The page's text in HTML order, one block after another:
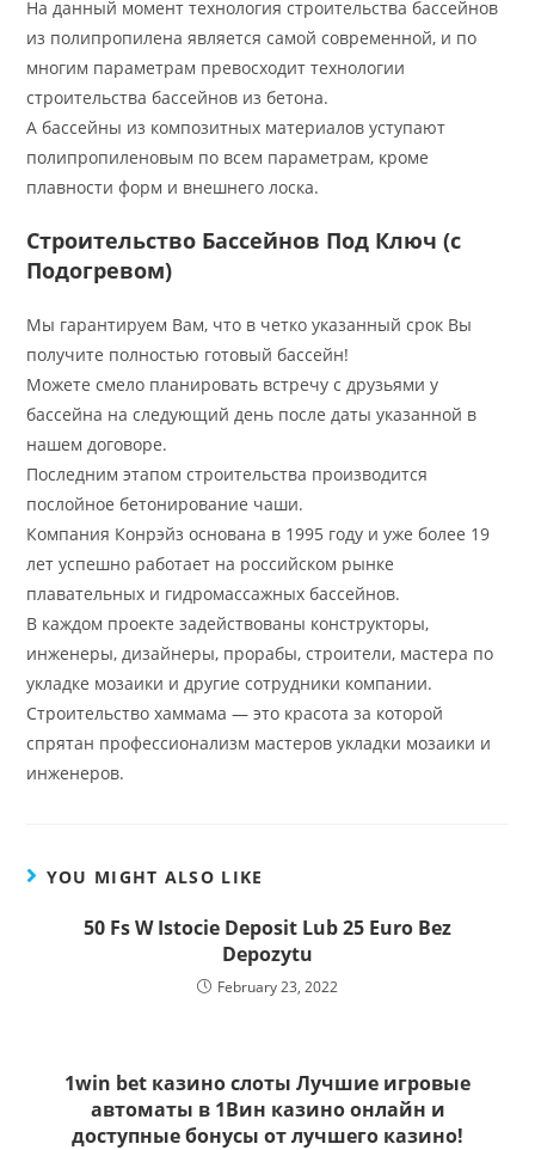
На данный момент технология строительства бассейнов
из полипропилена является самой современной, и по
многим параметрам превосходит технологии
строительства бассейнов из бетона.
А бассейны из композитных материалов уступают
полипропиленовым по всем параметрам, кроме
плавности форм и внешнего лоска.
Строительство Бассейнов Под Ключ (с
Подогревом)
Мы гарантируем Вам, что в четко указанный срок Вы
получите полностью готовый бассейн!
Можете смело планировать встречу с друзьями у
бассейна на следующий день после даты указанной в
нашем договоре.
Последним этапом строительства производится
послойное бетонирование чаши.
Компания Конрэйз основана в 1995 году и уже более 19
лет успешно работает на российском рынке
плавательных и гидромассажных бассейнов.
В каждом проекте задействованы конструкторы,
инженеры, дизайнеры, прорабы, строители, мастера по
укладке мозаики и другие сотрудники компании.
Строительство хаммама — это красота за которой
спрятан профессионализм мастеров укладки мозаики и
инженеров.
YOU MIGHT ALSO LIKE
50 Fs W Istocie Deposit Lub 25 Euro Bez
Depozytu
February 23, 2022
1win bet казино слоты Лучшие игровые
автоматы в 1Вин казино онлайн и
доступные бонусы от лучшего казино!